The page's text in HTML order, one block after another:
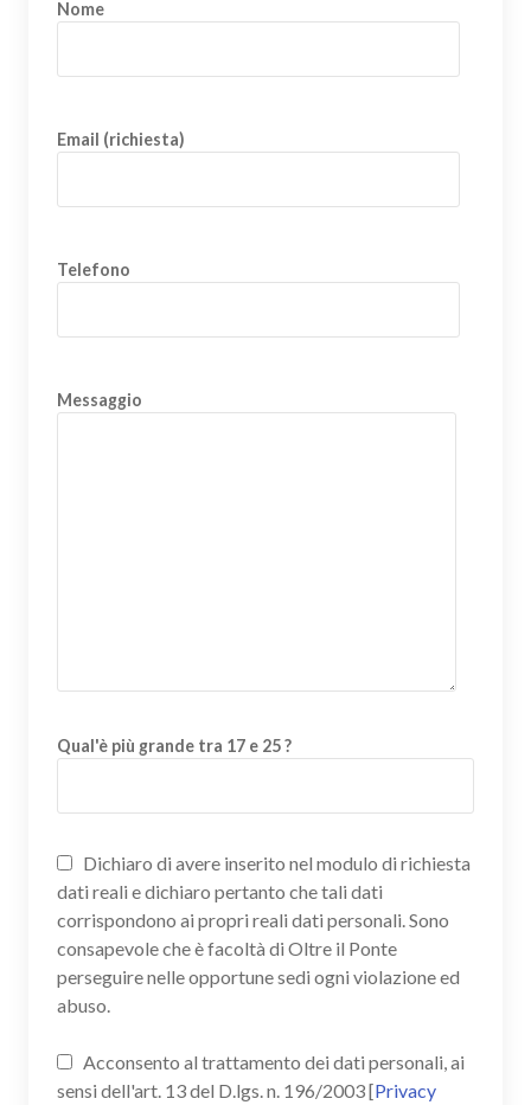
Nome
Email (richiesta)
Telefono
Messaggio
Qual'è più grande tra 17 e 25 ?
Dichiaro di avere inserito nel modulo di richiesta
dati reali e dichiaro pertanto che tali dati
corrispondono ai propri reali dati personali. Sono
consapevole che è facoltà di Oltre il Ponte
perseguire nelle opportune sedi ogni violazione ed
abuso.
Acconsento al trattamento dei dati personali, ai
sensi dell'art. 13 del D.lgs. n. 196/2003 [Privacy